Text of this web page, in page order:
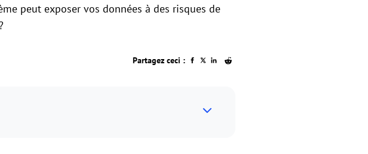
peut exposer vos données à des risques de
Partagez ceci :